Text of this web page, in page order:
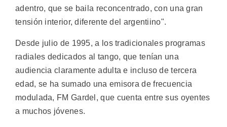
adentro, que se baila reconcentrado, con una gran
tensión interior, diferente del argentiino".
Desde julio de 1995, a los tradicionales programas
radiales dedicados al tango, que tenían una
audiencia claramente adulta e incluso de tercera
edad, se ha sumado una emisora de frecuencia
modulada, FM Gardel, que cuenta entre sus oyentes
a muchos jóvenes.